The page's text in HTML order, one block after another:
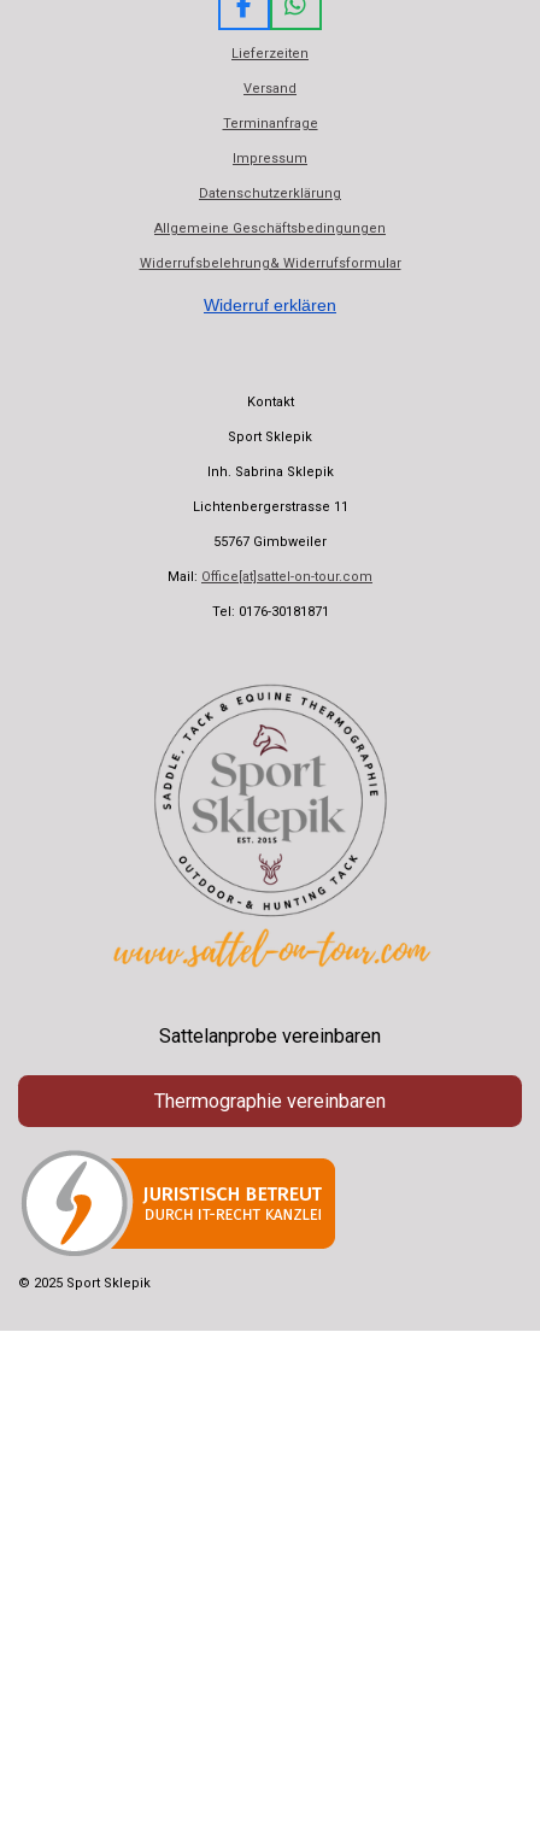
F
a
c
e
o
o
W
h
a
t
A
p
Lieferzeiten
Versand
Terminanfrage
Impressum
Datenschutzerklärung
Allgemeine Geschäftsbedingungen
Widerrufsbelehrung& Widerrufsformular
Widerruf erklären
Kontakt
Sport Sklepik
Inh. Sabrina Sklepik
Lichtenbergerstrasse 11
55767 Gimbweiler
Mail: Office[at]sattel-on-tour.com
Tel: 0176-30181871
Sattelanprobe vereinbaren
Thermographie vereinbaren
© 2025 Sport Sklepik